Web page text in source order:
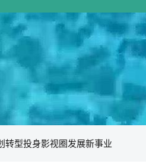
转型投身影视圈发展新事业